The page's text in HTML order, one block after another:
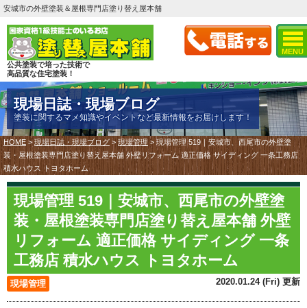
MENU
安城市の外壁塗装＆屋根専門店塗り替え屋本舗
公共塗装で培った技術で
高品質な住宅塗装！
現場日誌・現場ブログ
塗装に関するマメ知識やイベントなど最新情報をお届けします！
HOME >現場日誌・現場ブログ > 現場管理 > 現場管理 519｜安城市、西尾市の外壁塗
装・屋根塗装専門店塗り替え屋本舗 外壁リフォーム 適正価格 サイディング 一条工務店
積水ハウス トヨタホーム
現場管理 519｜安城市、西尾市の外壁塗
装・屋根塗装専門店塗り替え屋本舗 外壁
リフォーム 適正価格 サイディング 一条
工務店 積水ハウス トヨタホーム
現場管理 2020.01.24 (Fri) 更新